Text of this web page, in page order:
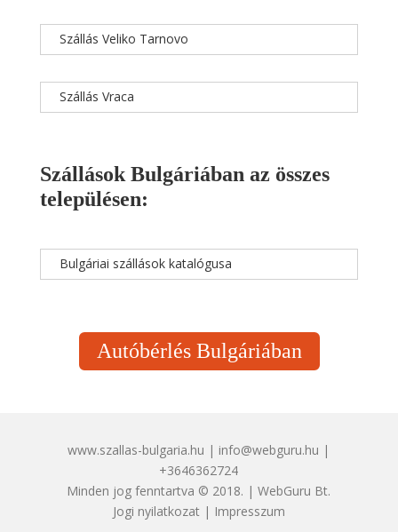
Szállás Veliko Tarnovo
Szállás Vraca
Szállások Bulgáriában az összes
településen:
Bulgáriai szállások katalógusa
Autóbérlés Bulgáriában
www.szallas-bulgaria.hu | info@webguru.hu |
+3646362724
Minden jog fenntartva © 2018. | WebGuru Bt.
Jogi nyilatkozat| Impresszum